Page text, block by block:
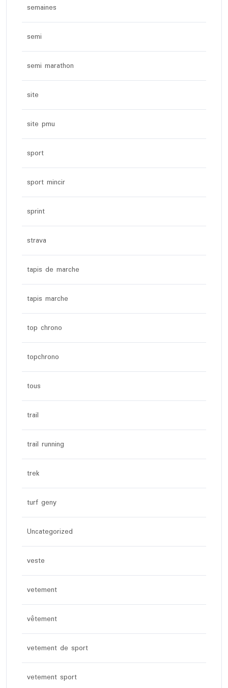
semaines
semi
semi marathon
site
site pmu
sport
sport mincir
sprint
strava
tapis de marche
tapis marche
top chrono
topchrono
tous
trail
trail running
trek
turf geny
Uncategorized
veste
vetement
vêtement
vetement de sport
vetement sport